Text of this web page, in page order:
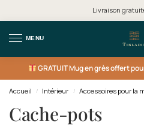
Livraison
MENU
GRATUITMug en grès offert
Accueil / Intérieur / Accessoires pour la
Cache-pots